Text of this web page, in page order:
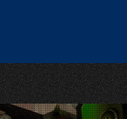
日本語
トップページ